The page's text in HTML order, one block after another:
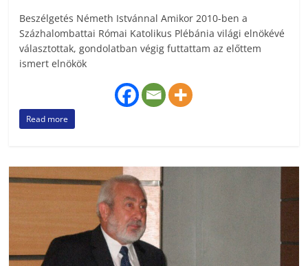
Beszélgetés Németh Istvánnal Amikor 2010-ben a
Százhalombattai Római Katolikus Plébánia világi elnökévé
választottak, gondolatban végig futtattam az előttem
ismert elnökök
Read more